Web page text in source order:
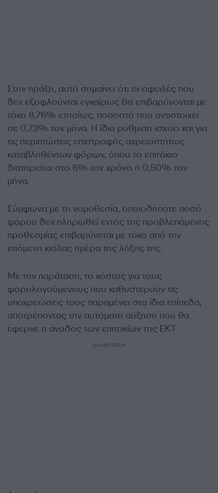
Στην πράξη, αυτό σημαίνει ότι οι οφειλές που
δεν εξοφλούνται εγκαίρως θα επιβαρύνονται με
τόκο 8,76% ετησίως, ποσοστό που αντιστοιχεί
σε 0,73% τον μήνα. Η ίδια ρύθμιση ισχύει και για
τις περιπτώσεις επιστροφής αχρεωστήτως
καταβληθέντων φόρων, όπου το επιτόκιο
διατηρείται στο 6% τον χρόνο ή 0,50% τον
μήνα.
Σύμφωνα με τη νομοθεσία, οποιοδήποτε ποσό
φόρου δεν πληρωθεί εντός της προβλεπόμενης
προθεσμίας επιβαρύνεται με τόκο από την
επόμενη κιόλας ημέρα της λήξης της.
Με την παράταση, το κόστος για τους
φορολογούμενους που καθυστερούν τις
υποχρεώσεις τους παραμένει στα ίδια επίπεδα,
αποτρέποντας την αυτόματη αύξηση που θα
έφερνε η άνοδος των επιτοκίων της ΕΚΤ.
ΔΙΑΦΗΜΙΣΗ